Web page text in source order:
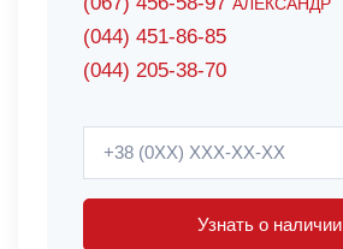
АЛЕКСАНДР
(044) 451-86-85
(044) 205-38-70
Узнать о наличии